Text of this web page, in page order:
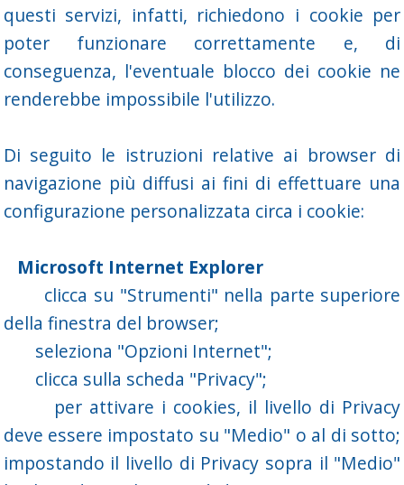
questi servizi, infatti, richiedono i cookie per
poter funzionare correttamente e, di
conseguenza, l'eventuale blocco dei cookie ne
renderebbe impossibile l'utilizzo.
Di seguito le istruzioni relative ai browser di
navigazione più diffusi ai fini di effettuare una
configurazione personalizzata circa i cookie:
Microsoft Internet Explorer
clicca su "Strumenti" nella parte superiore
della finestra del browser;
seleziona "Opzioni Internet";
clicca sulla scheda "Privacy";
per attivare i cookies, il livello di Privacy
deve essere impostato su "Medio" o al di sotto;
impostando il livello di Privacy sopra il "Medio"